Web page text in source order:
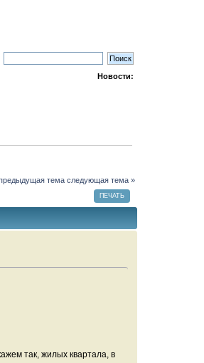
Новости:
тема следующая тема »
ПЕЧАТЬ
так, жилых квартала, в